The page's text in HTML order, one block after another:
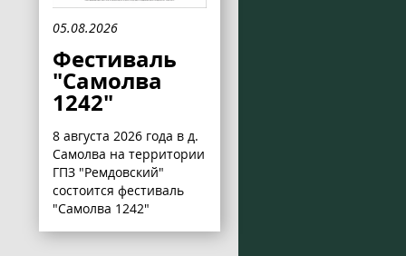
05.08.2026
Фестиваль
"Самолва
1242"
8 августа 2026 года в д.
Самолва на территории
ГПЗ "Ремдовский"
состоится фестиваль
"Самолва 1242"